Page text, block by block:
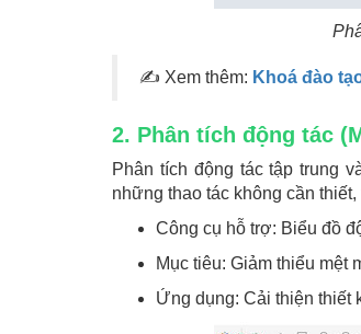
✍ Xem thêm: Khoá đào
2. Phân tích động tác
Phân tích động tác tập trung
những thao tác không cần
Công cụ hỗ trợ: Biểu đồ
Mục tiêu: Giảm thiểu mệt
Ứng dụng: Cải thiện thiết